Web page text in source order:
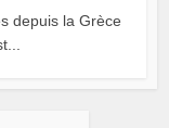
depuis la Grèce